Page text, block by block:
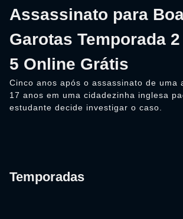
Assassinato para
Garotas Temporada
5 Online Grátis
Cinco anos após o assassinato de uma
17 anos em uma cidadezinha inglesa
estudante decide investigar o caso.
Temporadas